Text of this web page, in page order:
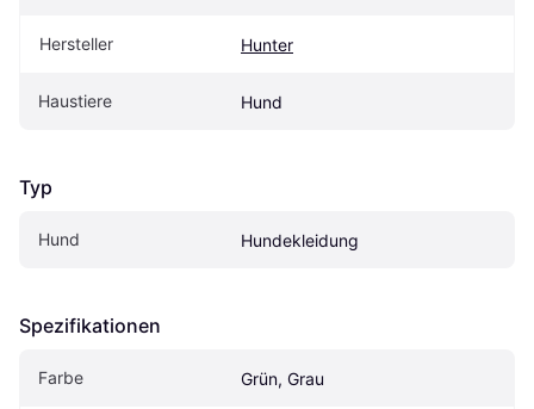
Hersteller Hunter
Haustiere Hund
Typ
Hund Hundekleidung
Spezifikationen
Farbe Grün, Grau